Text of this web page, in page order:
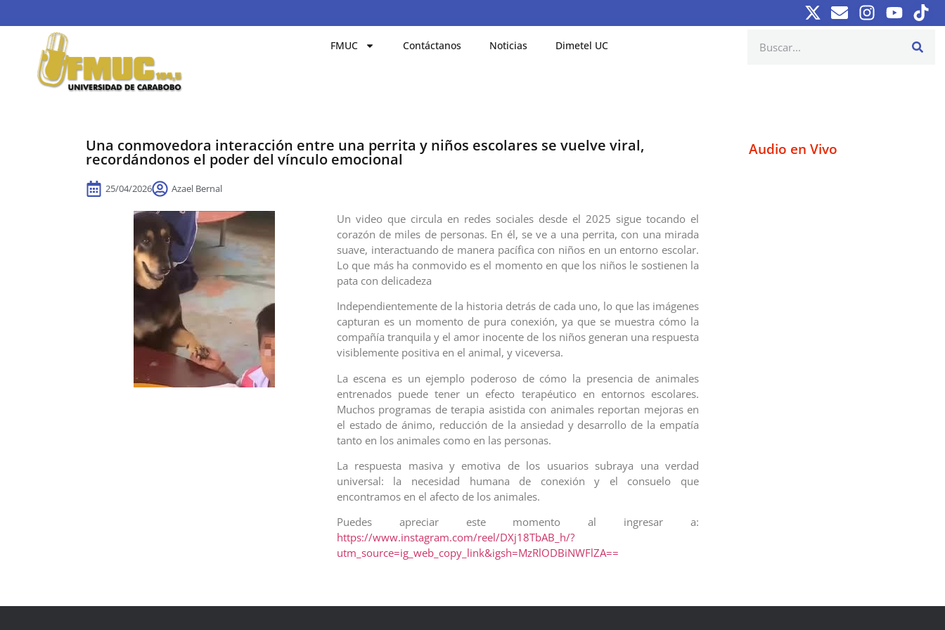
FMUC Contáctanos Noticias Dimetel UC
Una conmovedora interacción entre una perrita y niños escolares se vuelve viral,
recordándonos el poder del vínculo emocional
25/04/2026 Azael Bernal
Un video que circula en redes sociales desde el 2025 sigue tocando el
corazón de miles de personas. En él, se ve a una perrita, con una mirada
suave, interactuando de manera pacífica con niños en un entorno escolar.
Lo que más ha conmovido es el momento en que los niños le sostienen la
pata con delicadeza
Independientemente de la historia detrás de cada uno, lo que las imágenes
capturan es un momento de pura conexión, ya que se muestra cómo la
compañía tranquila y el amor inocente de los niños generan una respuesta
visiblemente positiva en el animal, y viceversa.
La escena es un ejemplo poderoso de cómo la presencia de animales
entrenados puede tener un efecto terapéutico en entornos escolares.
Muchos programas de terapia asistida con animales reportan mejoras en
el estado de ánimo, reducción de la ansiedad y desarrollo de la empatía
tanto en los animales como en las personas.
La respuesta masiva y emotiva de los usuarios subraya una verdad
universal: la necesidad humana de conexión y el consuelo que
encontramos en el afecto de los animales.
Puedes apreciar este momento al ingresar a:
https://www.instagram.com/reel/DXj18TbAB_h/?
utm_source=ig_web_copy_link&igsh=MzRlODBiNWFlZA==
Audio en Vivo